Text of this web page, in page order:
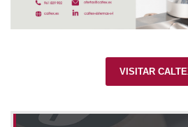
VISITAR